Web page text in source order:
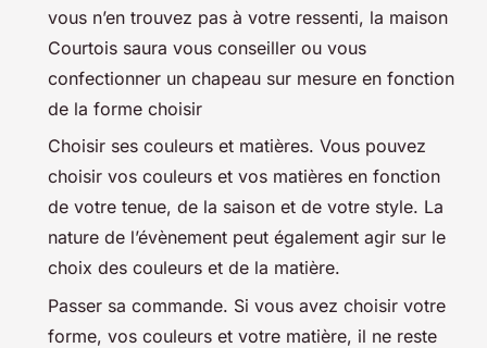
vous n’en trouvez pas à votre ressenti, la maison
Courtois saura vous conseiller ou vous
confectionner un chapeau sur mesure en fonction
de la forme choisir
Choisir ses couleurs et matières. Vous pouvez
choisir vos couleurs et vos matières en fonction
de votre tenue, de la saison et de votre style. La
nature de l’évènement peut également agir sur le
choix des couleurs et de la matière.
Passer sa commande. Si vous avez choisir votre
forme, vos couleurs et votre matière, il ne reste